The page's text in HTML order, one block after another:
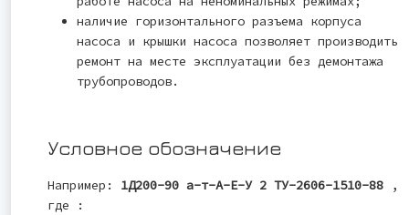
наличие горизонтального разъема корпуса
насоса и крышки насоса позволяет производить
ремонт на месте эксплуатации без демонтажа
трубопроводов.
Условное обозначение
Например: 1Д200-90 а-т-А-Е-У 2 ТУ-2606-1510-88 ,
где :